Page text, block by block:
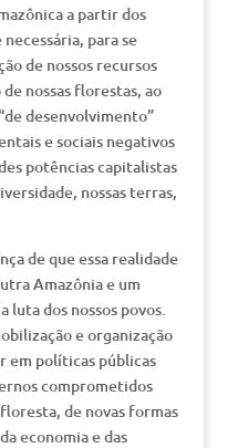
a partir dos
para se
de nossos recursos
nossas florestas, ao
desenvolvimento”
e sociais negativos
potências capitalistas
nossas terras,
de que essa realidade
Amazônia e um
luta dos nossos povos.
e organização
em políticas públicas
comprometidos
de novas formas
economia e das